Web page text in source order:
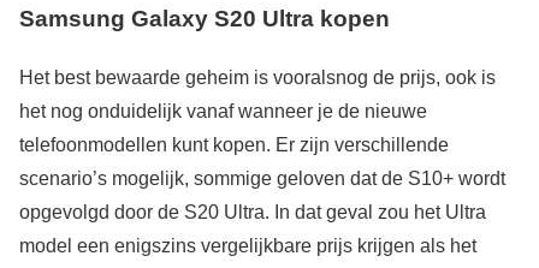
Samsung Galaxy S20 Ultra kopen
Het best bewaarde geheim is vooralsnog de prijs, ook is
het nog onduidelijk vanaf wanneer je de nieuwe
telefoonmodellen kunt kopen. Er zijn verschillende
scenario’s mogelijk, sommige geloven dat de S10+ wordt
opgevolgd door de S20 Ultra. In dat geval zou het Ultra
model een enigszins vergelijkbare prijs krijgen als het